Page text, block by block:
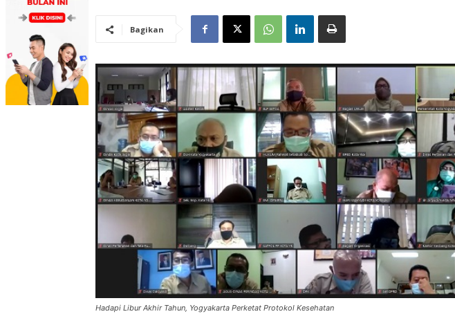
Bagikan
Hadapi Libur Akhir Tahun, Yogyakarta Perketat Protokol Kesehatan